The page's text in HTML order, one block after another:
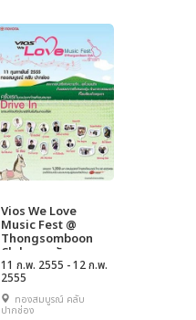
Vios We Love
Music Fest @
Thongsomboon
Club ตอน รักแรก
11 ก.พ. 2555 - 12 ก.พ.
2555
ทองสมบูรณ์ คลับ
ปากช่อง